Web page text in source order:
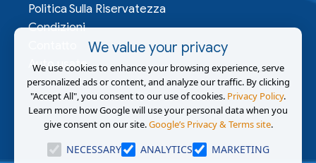
Politica Sulla Riservatezza
Condizioni
Auto usate
We value your privacy
We use cookies to enhance your browsing experience, serve
personalized ads or content, and analyze our traffic. By clicking
"Accept All", you consent to our use of cookies. Privacy Policy.
Learn more how Google will use your personal data when you
give consent on our site.Google’s Privacy & Terms site.
NECESSARY ANALYTICS MARKETING